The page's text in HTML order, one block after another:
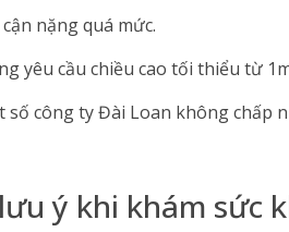
nặng quá mức.
yêu cầu chiều cao tối thiểu từ
công ty Đài Loan không chấp
ý khi khám sức